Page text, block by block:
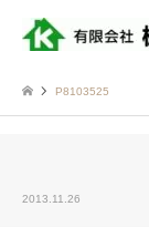
P8103525
2013.11.26